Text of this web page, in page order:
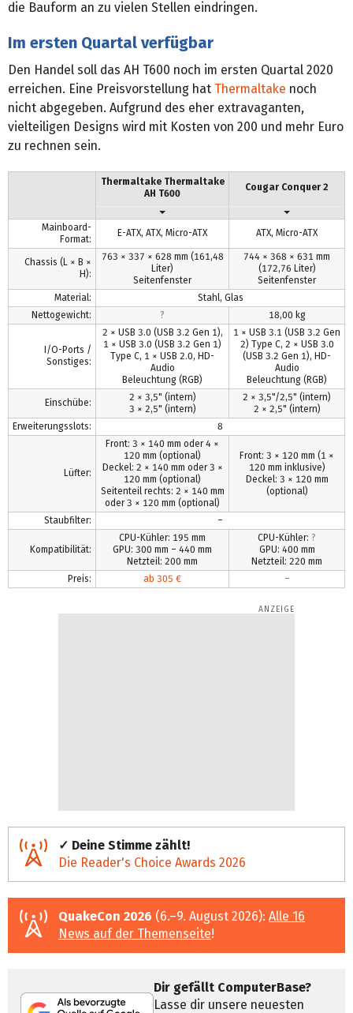
die Bauform an zu vielen Stellen eindringen.
Im ersten Quartal verfügbar
Den Handel soll das AH T600 noch im ersten Quartal 2020
erreichen. Eine Preisvorstellung hat Thermaltake noch
nicht abgegeben. Aufgrund des eher extravaganten,
vielteiligen Designs wird mit Kosten von 200 und mehr Euro
zu rechnen sein.
Thermaltake Thermaltake
AH T600
Cougar Conquer 2
Mainboard-
Format:
E-ATX, ATX, Micro-ATX ATX, Micro-ATX
Chassis (L × B ×
H):
763 × 337 × 628 mm (161,48
Liter)
Seitenfenster
744 × 368 × 631 mm
(172,76 Liter)
Seitenfenster
Material:
Stahl, Glas
Nettogewicht:
? 18,00 kg
I/O-Ports /
Sonstiges:
2 × USB 3.0 (USB 3.2 Gen 1),
1 × USB 3.0 (USB 3.2 Gen 1)
Type C, 1 × USB 2.0, HD-
Audio
Beleuchtung (RGB)
1 × USB 3.1 (USB 3.2 Gen
2) Type C, 2 × USB 3.0
(USB 3.2 Gen 1), HD-
Audio
Beleuchtung (RGB)
Einschübe:
2 × 3,5" (intern)
3 × 2,5" (intern)
2 × 3,5"/2,5" (intern)
2 × 2,5" (intern)
Erweiterungsslots:
8
Lüfter:
Front: 3 × 140 mm oder 4 ×
120 mm (optional)
Deckel: 2 × 140 mm oder 3 ×
120 mm (optional)
Seitenteil rechts: 2 × 140 mm
oder 3 × 120 mm (optional)
Front: 3 × 120 mm (1 ×
120 mm inklusive)
Deckel: 3 × 120 mm
(optional)
Staubfilter: –
Kompatibilität:
CPU-Kühler: 195 mm
GPU: 300 mm – 440 mm
Netzteil: 200 mm
CPU-Kühler: ?
GPU: 400 mm
Netzteil: 220 mm
Preis:
ab 305 € –
✓ Deine Stimme zählt!
Die Reader's Choice Awards 2026
QuakeCon 2026 (6.–9. August 2026): Alle 16
News auf der Themenseite!
Dir gefällt ComputerBase?
Lasse dir unsere neuesten